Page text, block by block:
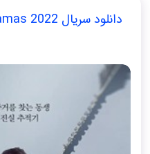
دانلود سریال Adamas 2022 | دانلود سریال آداماس